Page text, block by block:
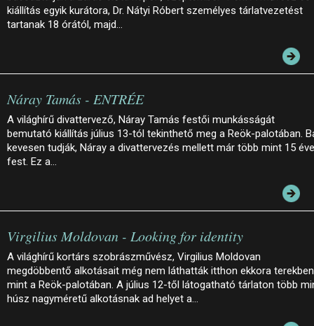
kiállítás egyik kurátora, Dr. Nátyi Róbert személyes tárlatvezetést
tartanak 18 órától, majd…
Náray Tamás - ENTRÉE
A világhírű divattervező, Náray Tamás festői munkásságát
bemutató kiállítás július 13-tól tekinthető meg a Reök-palotában.
kevesen tudják, Náray a divattervezés mellett már több mint 15 éve
fest. Ez a…
Virgilius Moldovan - Looking for identity
A világhírű kortárs szobrászművész, Virgilius Moldovan
megdöbbentő alkotásait még nem láthatták itthon ekkora
mint a Reök-palotában. A július 12-től látogatható tárlaton több
húsz nagyméretű alkotásnak ad helyet a…